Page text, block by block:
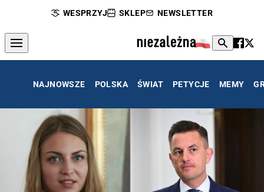
WESPRZYJ SKLEP NEWSLETTER
NAJNOWSZE POLSKA ŚWIAT PETYCJE MEMY